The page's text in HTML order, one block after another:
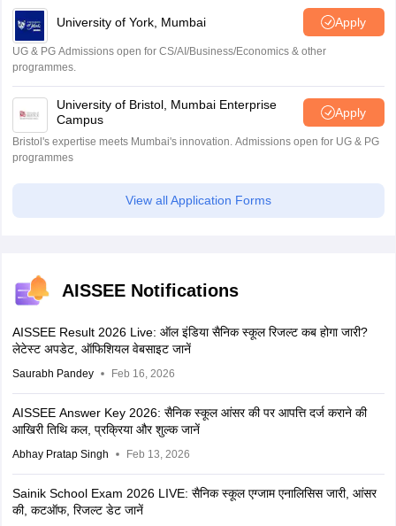
University of York, Mumbai Apply
UG & PG Admissions open for CS/AI/Business/Economics & other
programmes.
University of Bristol, Mumbai Enterprise
Campus
Apply
Bristol's expertise meets Mumbai's innovation. Admissions open for UG & PG
programmes
View all Application Forms
AISSEE Notifications
AISSEE Result 2026 Live: ऑल इंडिया सैनिक स्कूल रिजल्ट कब होगा जारी?
लेटेस्ट अपडेट, ऑफिशियल वेबसाइट जानें
Saurabh Pandey Feb 16, 2026
AISSEE Answer Key 2026: सैनिक स्कूल आंसर की पर आपत्ति दर्ज कराने की
आखिरी तिथि कल, प्रक्रिया और शुल्क जानें
Abhay Pratap Singh Feb 13, 2026
Sainik School Exam 2026 LIVE: सैनिक स्कूल एग्जाम एनालिसिस जारी, आंसर
की, कटऑफ, रिजल्ट डेट जानें